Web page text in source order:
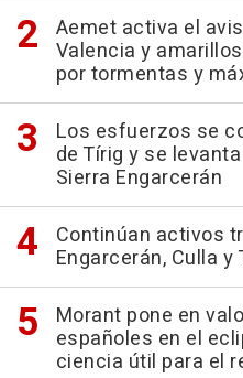
Aemet activa el
Valencia y
por tormentas y
Los esfuerzos se
de Tírig y se
Sierra Engarcerán
Continúan activos
Engarcerán, Culla y
Morant pone en
españoles en el
ciencia útil para el